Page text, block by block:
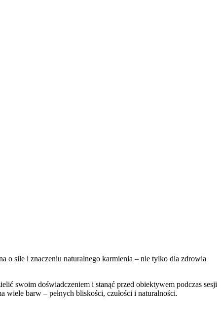
o sile i znaczeniu naturalnego karmienia – nie tylko dla zdrowia
swoim doświadczeniem i stanąć przed obiektywem podczas sesji
wiele barw – pełnych bliskości, czułości i naturalności.